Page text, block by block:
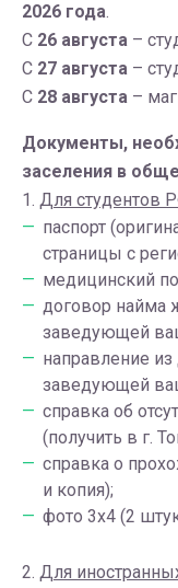
2026 года.
С 26 августа –
С 27 августа –
С 28 августа –
Документы,
заселения в
1. Для студентов
паспорт
страницы с
медицинский
договор найма
заведующей
направление из
заведующей
справка об
(получить в г.
справка о
и копия);
фото 3х4 (2
2. Для